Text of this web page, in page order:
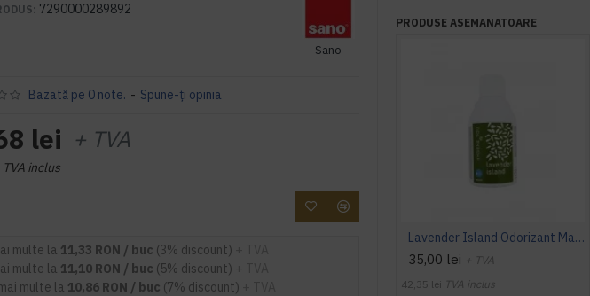
7290000289892
Sano
Bazată pe 0 note. - Spune-ţi opinia
lei + TVA
TVA inclus
multe la 11,33 RON / buc (3% discount)
multe la 11,10 RON / buc (5% discount)
multe la 10,86 RON / buc (7% discount)
PRODUSE ASEMANATOARE
Lavender Island Odorizant Maxi 243ml Hygiene4You
35,00 lei + TVA
42,35 lei TVA inclus